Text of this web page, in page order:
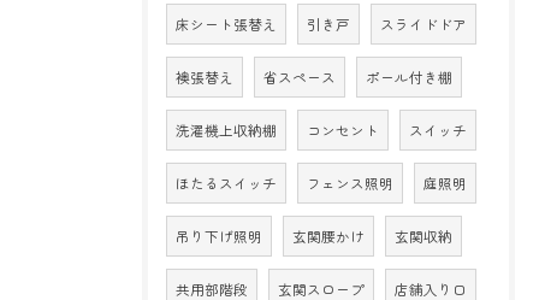
床シート張替え 引き戸 スライドドア
襖張替え 省スペース ポール付き棚
洗濯機上収納棚 コンセント スイッチ
ほたるスイッチ フェンス照明 庭照明
吊り下げ照明 玄関腰かけ 玄関収納
共用部階段 玄関スロープ 店舗入り口